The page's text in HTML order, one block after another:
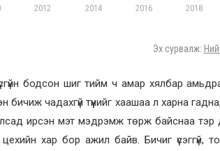
бодсон шиг тийм ч амар хялбар
чадахгүй түүнийг хаашаа л харна
ирсэн мэт мэдрэмж төрж байснаа тэр
хар бор ажил байв. Бичиг үсэггүй,